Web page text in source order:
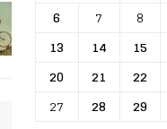
6
7 8
13
14 15
20
21 22
27
28 29